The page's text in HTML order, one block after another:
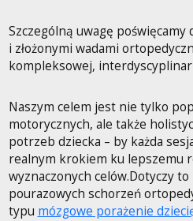
Szczególną uwagę poświęcamy
i złożonymi wadami
kompleksowej,
Naszym celem jest nie tylko
motorycznych, ale także
potrzeb dziecka – by każda
realnym krokiem ku lepszemu
wyznaczonych celów.Dotyczy
pourazowych schorzeń
typu mózgowe porażenie